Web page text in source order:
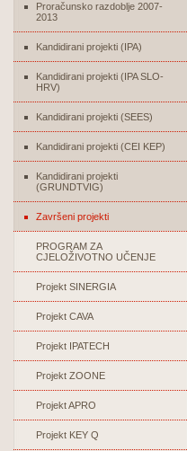
Proračunsko razdoblje 2007-
2013
Kandidirani projekti (IPA)
Kandidirani projekti (IPA SLO-
HRV)
Kandidirani projekti (SEES)
Kandidirani projekti (CEI KEP)
Kandidirani projekti
(GRUNDTVIG)
Završeni projekti
PROGRAM ZA
CJELOŽIVOTNO UČENJE
Projekt SINERGIA
Projekt CAVA
Projekt IPATECH
Projekt ZOONE
Projekt APRO
Projekt KEY Q